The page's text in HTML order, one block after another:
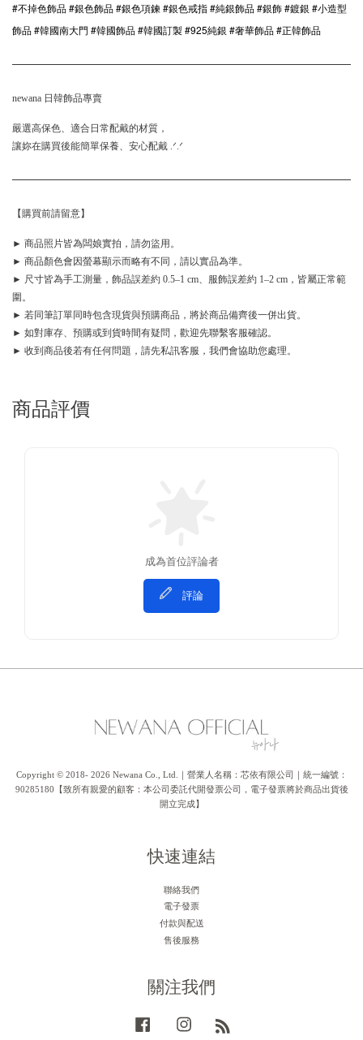
#不掉色飾品 #銀色飾品 #銀色項鍊 #銀色戒指 #純銀飾品 #銀飾 #鍍銀 #小造型
飾品 #韓國南大門 #韓國飾品 #韓國訂製 #925純銀 #奢華飾品 #正韓飾品
newana 日韓飾品專賣
嚴選高保色、適合日常配戴的材質，
讓妳在購買後能簡單保養、安心配戴 .ᐟ.ᐟ
【購買前請留意】
► 商品照片皆為闆娘實拍，請勿盜用。
► 商品顏色會因螢幕顯示而略有不同，請以實品為準。
► 尺寸皆為手工測量，飾品誤差約 0.5–1 cm、服飾誤差約 1–2 cm，皆屬正常範
圍。
► 若同筆訂單同時包含現貨與預購商品，將於商品備齊後一併出貨。
► 如對庫存、預購或到貨時間有疑問，歡迎先聯繫客服確認。
► 收到商品後若有任何問題，請先私訊客服，我們會協助您處理。
商品評價
成為首位評論者
評論
Copyright © 2018- 2026 Newana Co., Ltd.｜營業人名稱：芯依有限公司｜統一編號：
90285180【致所有親愛的顧客：本公司委託代開發票公司，電子發票將於商品出貨後
開立完成】
快速連結
聯絡我們
電子發票
付款與配送
售後服務
關注我們
Facebook Instagram